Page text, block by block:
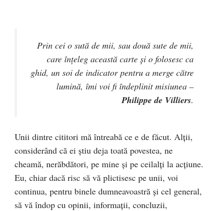
Prin cei o sută de mii, sau două sute de mii,
care înţeleg această carte şi o folosesc ca
ghid, un soi de indicator pentru a merge către
lumină, îmi voi fi îndeplinit misiunea –
Philippe de Villiers.
Unii dintre cititori mă întreabă ce e de făcut. Alţii,
considerând că ei ştiu deja toată povestea, ne
cheamă, nerăbdători, pe mine şi pe ceilalţi la acţiune.
Eu, chiar dacă risc să vă plictisesc pe unii, voi
continua, pentru binele dumneavoastră şi cel general,
să vă îndop cu opinii, informaţii, concluzii,